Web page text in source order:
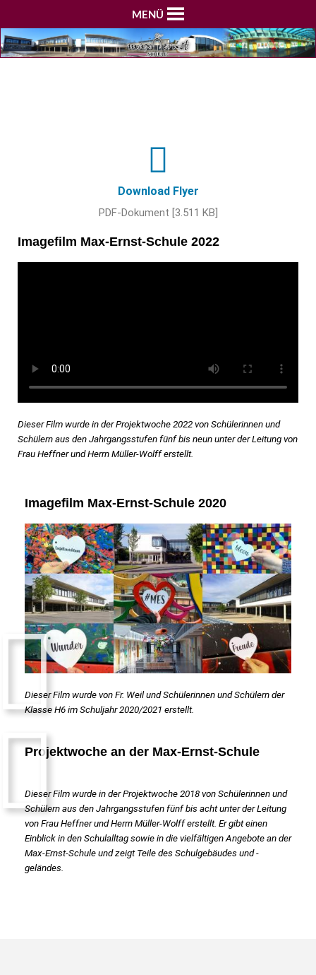
MENÜ
Download Flyer
PDF-Dokument [3.511 KB]
Imagefilm Max-Ernst-Schule 2022
Dieser Film wurde in der Projektwoche 2022 von Schülerinnen und
Schülern aus den Jahrgangsstufen fünf bis neun unter der Leitung von
Frau Heffner und Herrn Müller-Wolff erstellt.
Imagefilm Max-Ernst-Schule 2020
Dieser Film wurde von Fr. Weil und Schülerinnen und Schülern der
Klasse H6 im Schuljahr 2020/2021 erstellt.
Projektwoche an der Max-Ernst-Schule
Dieser Film wurde in der Projektwoche 2018 von Schülerinnen und
Schülern aus den Jahrgangsstufen fünf bis acht unter der Leitung
von Frau Heffner und Herrn Müller-Wolff erstellt. Er gibt einen
Einblick in den Schulalltag sowie in die vielfältigen Angebote an der
Max-Ernst-Schule und zeigt Teile des Schulgebäudes und -
geländes.